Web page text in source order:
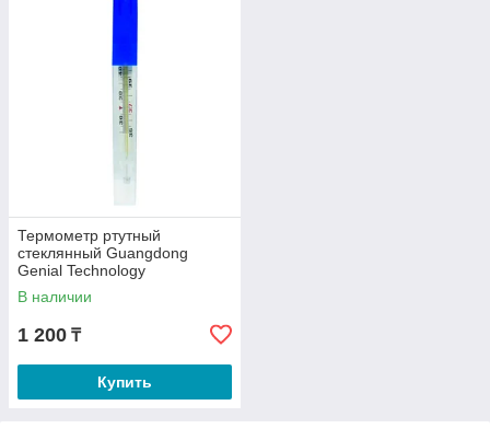
Термометр ртутный
стеклянный Guangdong
Genial Technology
В наличии
1 200 ₸
Купить